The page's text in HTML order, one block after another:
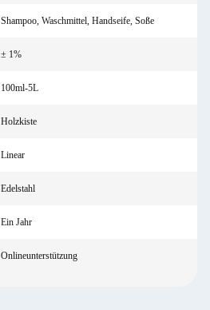
Shampoo, Waschmittel, Handseife, Soße
± 1%
100ml-5L
Holzkiste
Linear
Edelstahl
Ein Jahr
Onlineunterstützung